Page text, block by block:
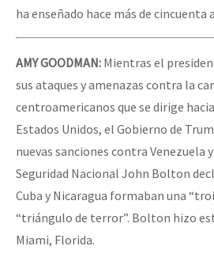
ha enseñado hace más de cincuenta
AMYGOODMAN: Mientras el
sus ataques y amenazas contra la
centroamericanos que se dirige
Estados Unidos, el Gobierno de
nuevas sanciones contra Venezuela
Seguridad Nacional John Bolton
Cuba y Nicaragua formaban una
“triángulo de terror”. Bolton hizo
Miami, Florida.